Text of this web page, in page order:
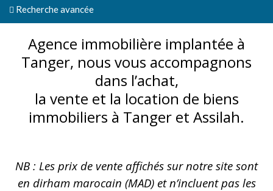
Recherche avancée
Agence immobilière implantée à
Tanger, nous vous accompagnons
dans l’achat,
la vente et la location de biens
immobiliers à Tanger et Assilah.
NB : Les prix de vente affichés sur notre site sont
en dirham marocain (MAD) et n’incluent pas les